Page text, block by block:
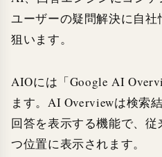
ユーザーの疑問解決に自
狙います。
AIOには「Google AI
ます。AI Overviewは検索
回答を表示する機能で、
つ位置に表示されます。